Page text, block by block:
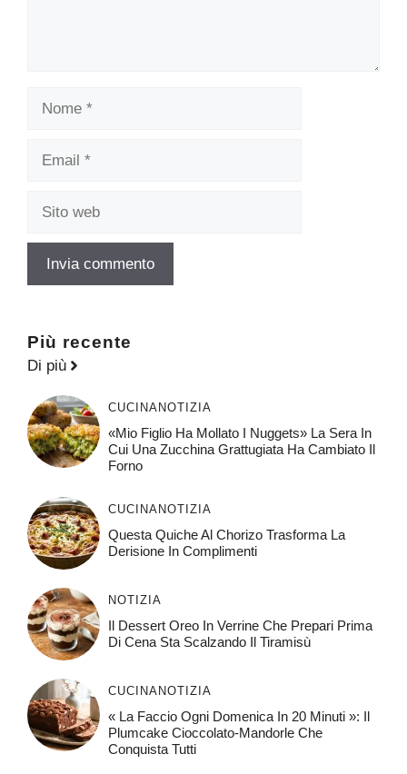
Più recente
Di più
CUCINA NOTIZIA
«Mio Figlio Ha Mollato I Nuggets» La Sera In
Cui Una Zucchina Grattugiata Ha Cambiato Il
Forno
CUCINA NOTIZIA
Questa Quiche Al Chorizo ​​trasforma La
Derisione In Complimenti
NOTIZIA
Il Dessert Oreo In Verrine Che Prepari Prima
Di Cena Sta Scalzando Il Tiramisù
CUCINA NOTIZIA
« La Faccio Ogni Domenica In 20 Minuti »: Il
Plumcake Cioccolato-Mandorle Che
Conquista Tutti